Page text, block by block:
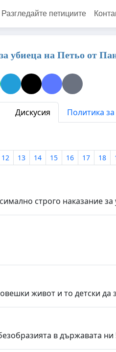
Разгледайте петициите
убиеца на Петьо от
Дискусия Политика
12 13 14 15 16 17 18
строго наказание за
живот и то детски да
в държавата ни